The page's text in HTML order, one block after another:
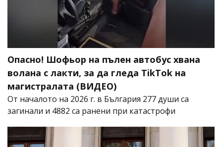
Опасно! Шофьор на пълен автобус хвана
волана с лакти, за да гледа TikTok на
магистралата (ВИДЕО)
От началото на 2026 г. в България 277 души са
загинали и 4882 са ранени при катастрофи